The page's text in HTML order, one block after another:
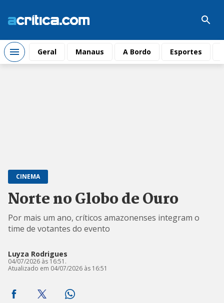
Geral Manaus A Bordo Esportes
CINEMA
Norte no Globo de Ouro
Por mais um ano, críticos amazonenses integram o
time de votantes do evento
Luyza Rodrigues
04/07/2026 às 16:51.
Atualizado em 04/07/2026 às 16:51